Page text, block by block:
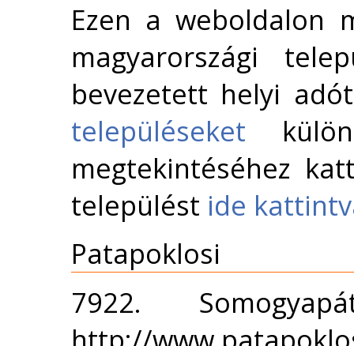
Ezen a weboldalon
magyarországi
bevezetett helyi
településeket
megtekintéséhez
települést ide
Patapoklosi
7922.